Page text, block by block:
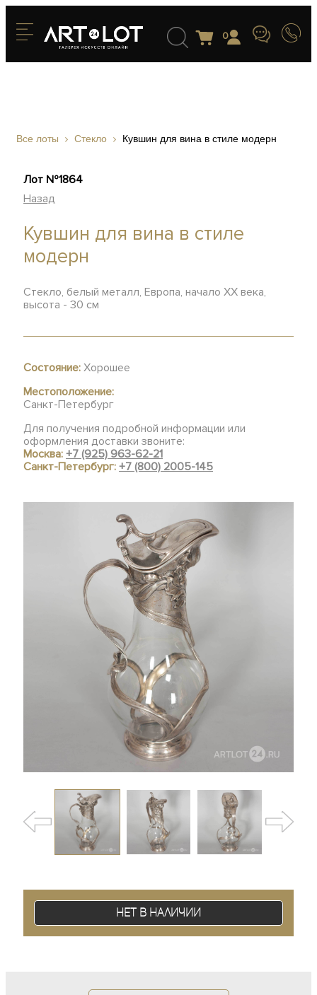
0
Все лоты Стекло Кувшин для вина в стиле модерн
Лот №1864
Назад
Кувшин для вина в стиле
модерн
Стекло, белый металл, Европа, начало XX века,
высота - 30 см
Состояние: Хорошее
Местоположение:
Санкт-Петербург
Для получения подробной информации или
оформления доставки звоните:
Москва:+7 (925) 963-62-21
Санкт-Петербург:+7 (800) 2005-145
Нет в наличии